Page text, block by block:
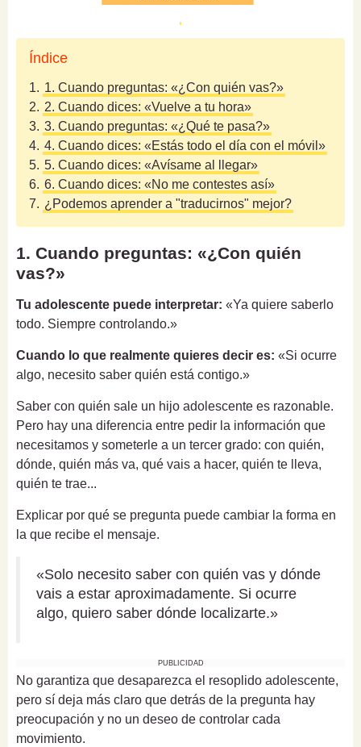
Índice
1. 1. Cuando preguntas: «¿Con quién vas?»
2. 2. Cuando dices: «Vuelve a tu hora»
3. 3. Cuando preguntas: «¿Qué te pasa?»
4. 4. Cuando dices: «Estás todo el día con el móvil»
5. 5. Cuando dices: «Avísame al llegar»
6. 6. Cuando dices: «No me contestes así»
7. ¿Podemos aprender a "traducirnos" mejor?
1. Cuando preguntas: «¿Con quién
vas?»
Tu adolescente puede interpretar: «Ya quiere saberlo
todo. Siempre controlando.»
Cuando lo que realmente quieres decir es: «Si ocurre
algo, necesito saber quién está contigo.»
Saber con quién sale un hijo adolescente es razonable.
Pero hay una diferencia entre pedir la información que
necesitamos y someterle a un tercer grado: con quién,
dónde, quién más va, qué vais a hacer, quién te lleva,
quién te trae...
Explicar por qué se pregunta puede cambiar la forma en
la que recibe el mensaje.
«Solo necesito saber con quién vas y dónde
vais a estar aproximadamente. Si ocurre
algo, quiero saber dónde localizarte.»
PUBLICIDAD
No garantiza que desaparezca el resoplido adolescente,
pero sí deja más claro que detrás de la pregunta hay
preocupación y no un deseo de controlar cada
movimiento.